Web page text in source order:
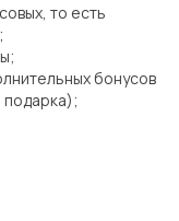
то есть
бонусов
подарка);